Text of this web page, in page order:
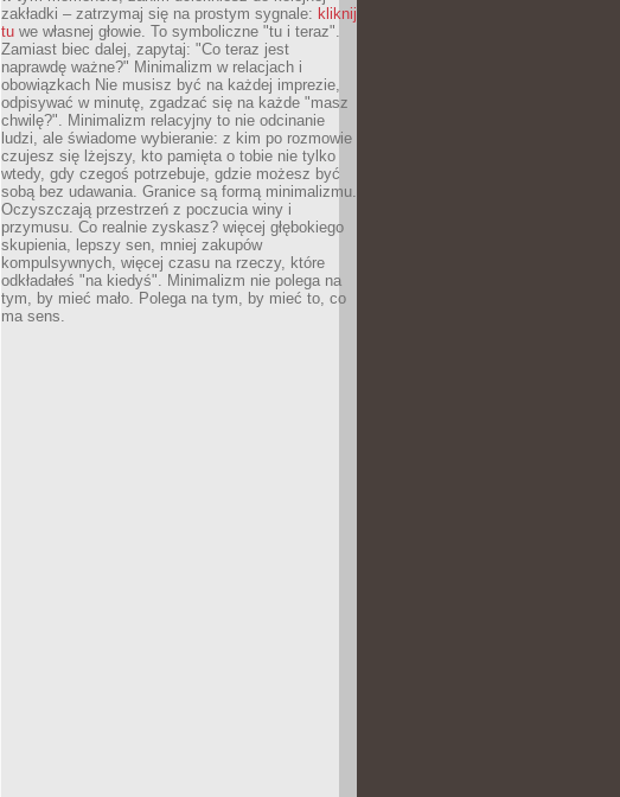
zakładki – zatrzymaj się na prostym sygnale: kliknij
tu we własnej głowie. To symboliczne "tu i teraz".
Zamiast biec dalej, zapytaj: "Co teraz jest
naprawdę ważne?" Minimalizm w relacjach i
obowiązkach Nie musisz być na każdej imprezie,
odpisywać w minutę, zgadzać się na każde "masz
chwilę?". Minimalizm relacyjny to nie odcinanie
ludzi, ale świadome wybieranie: z kim po rozmowie
czujesz się lżejszy, kto pamięta o tobie nie tylko
wtedy, gdy czegoś potrzebuje, gdzie możesz być
sobą bez udawania. Granice są formą minimalizmu.
Oczyszczają przestrzeń z poczucia winy i
przymusu. Co realnie zyskasz? więcej głębokiego
skupienia, lepszy sen, mniej zakupów
kompulsywnych, więcej czasu na rzeczy, które
odkładałeś "na kiedyś". Minimalizm nie polega na
tym, by mieć mało. Polega na tym, by mieć to, co
ma sens.